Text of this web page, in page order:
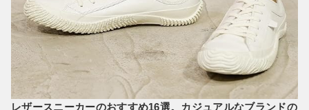
レザースニーカーのおすすめ16選。カジュアルなブランドの